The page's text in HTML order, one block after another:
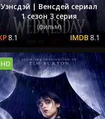
Уэнсдэй | Венсдей сериал
1 сезон 3 серия
(фильм)
8.1 8.1
HD